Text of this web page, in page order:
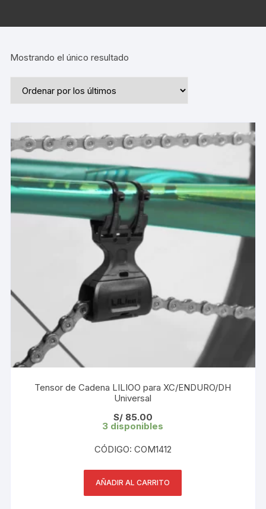
Mostrando el único resultado
Tensor de Cadena LILIOO para XC/ENDURO/DH
Universal
S/85.00
3 disponibles
CÓDIGO: COM1412
AÑADIR AL CARRITO